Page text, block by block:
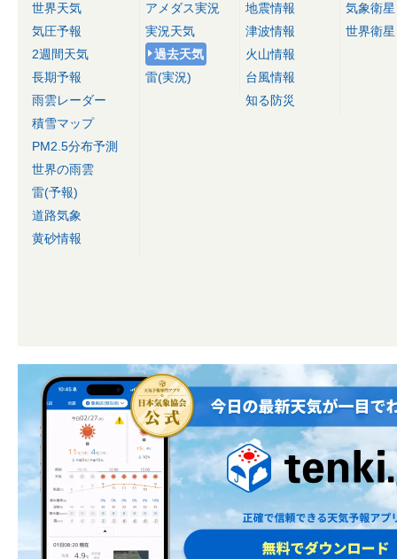
世界天気
気圧予報
2週間天気
長期予報
雨雲レーダー
積雪マップ
PM2.5分布予測
世界の雨雲
雷(予報)
道路気象
黄砂情報
アメダス実況
実況天気
過去天気
雷(実況)
地震情報
津波情報
火山情報
台風情報
知る防災
気象衛星
世界衛星